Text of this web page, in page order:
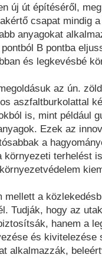
új út építéséről,
csapat mindig
anyagokat
B pontba
és legkevésbé
az ún.
aszfaltburkolattal
is, mint például
Ezek az
a
környezeti terhelést
mellett a
Tudják, hogy az
hanem a
és kivitelezése
alkalmazzák,